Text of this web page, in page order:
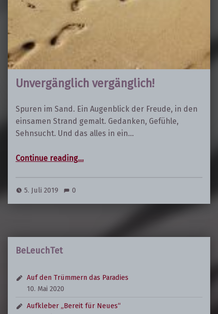
Unvergänglich vergänglich!
Spuren im Sand. Ein Augenblick der Freude, in den
einsamen Strand gemalt. Gedanken, Gefühle,
Sehnsucht. Und das alles in ein…
Continue reading…
5. Juli 2019 0
BeLeuchTet
Auf den Trümmern das Paradies
10. Mai 2020
Aufkleber „Bereit für Neues“